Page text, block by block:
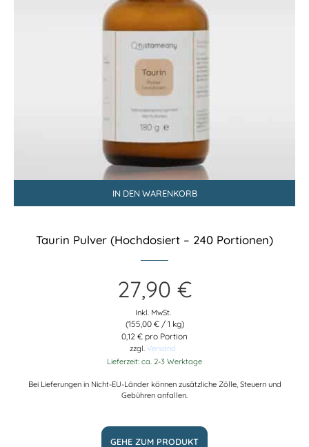
IN DEN WARENKORB
Taurin Pulver (Hochdosiert – 240 Portionen)
27,90 €
Inkl. MwSt.
(155,00 €/ 1 kg)
0,12 € pro Portion
zzgl. Versand
Lieferzeit: ca. 2-3 Werktage
Bei Lieferungen in Nicht-EU-Länder können zusätzliche Zölle, Steuern und
Gebühren anfallen.
GEHE ZUM PRODUKT